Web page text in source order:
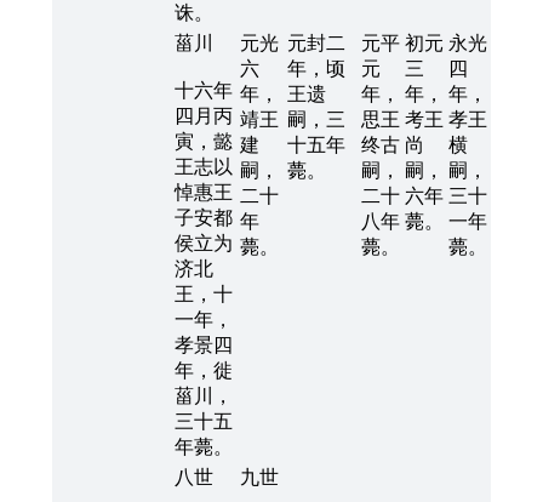
诛。
菑川
十六年
四月丙
寅，懿
王志以
悼惠王
子安都
侯立为
济北
王，十
一年，
孝景四
年，徙
菑川，
三十五
年薨。
元光
六
年，
靖王
建
嗣，
二十
年
薨。
元封二
年，顷
王遗
嗣，三
十五年
薨。
元平
元
年，
思王
终古
嗣，
二十
八年
薨。
初元
三
年，
考王
尚
嗣，
六年
薨。
永光
四
年，
孝王
横
嗣，
三十
一年
薨。
八世 九世